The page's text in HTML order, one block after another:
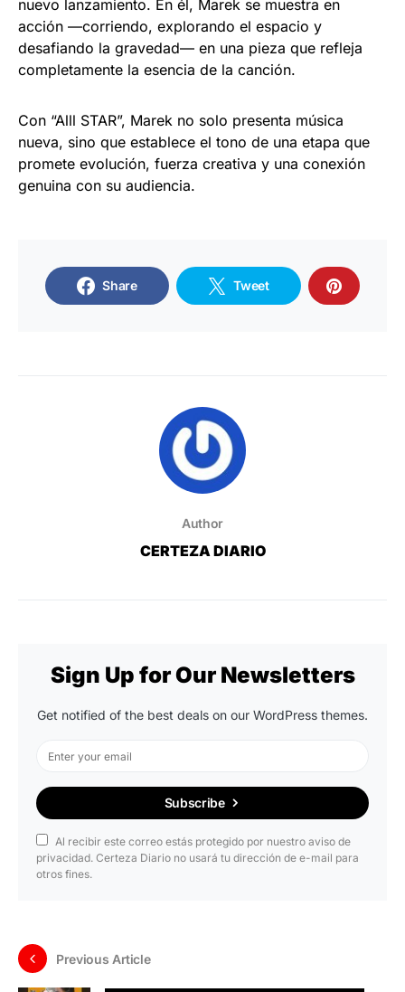
nuevo lanzamiento. En él, Marek se muestra en
acción —corriendo, explorando el espacio y
desafiando la gravedad— en una pieza que refleja
completamente la esencia de la canción.
Con “Alll STAR”, Marek no solo presenta música
nueva, sino que establece el tono de una etapa que
promete evolución, fuerza creativa y una conexión
genuina con su audiencia.
Share Tweet
Author
CERTEZA DIARIO
Sign Up for Our Newsletters
Get notified of the best deals on our WordPress themes.
Subscribe
Al recibir este correo estás protegido por nuestro aviso de
privacidad. Certeza Diario no usará tu dirección de e-mail para
otros fines.
Previous Article